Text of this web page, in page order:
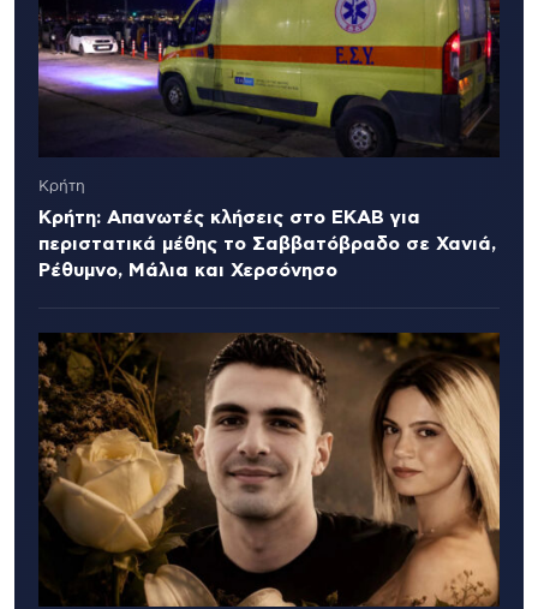
Κρήτη
Κρήτη: Απανωτές κλήσεις στο ΕΚΑΒ για
περιστατικά μέθης το Σαββατόβραδο σε Χανιά,
Ρέθυμνο, Μάλια και Χερσόνησο